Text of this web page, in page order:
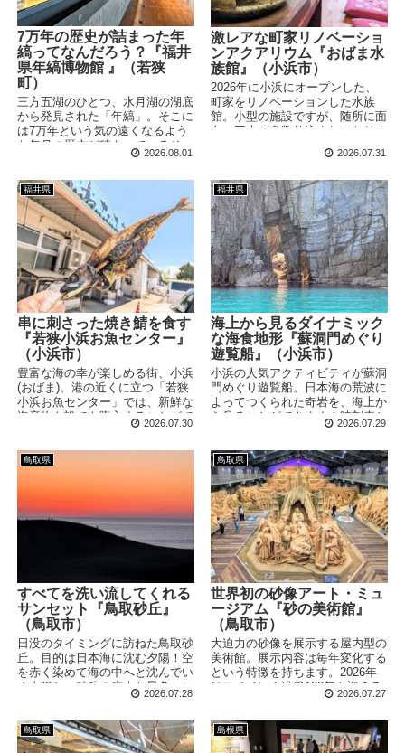
7万年の歴史が詰まった年
縞ってなんだろう？『福井
県年縞博物館 』（若狭
町）
三方五湖のひとつ、水月湖の湖底
から発見された「年縞」。そこに
は7万年という気の遠くなるよう
な年月の歴史が積もっているそ
う。いったいどのようなことなの
2026.08.01
激レアな町家リノベーショ
ンアクアリウム『おばま水
族館』（小浜市）
2026年に小浜にオープンした、
町家をリノベーションした水族
館。小型の施設ですが、随所に面
白い工夫が多数仕込まれておりま
のにぴったりなスポットです！
2026.07.31
福井県
串に刺さった焼き鯖を食す
『若狭小浜お魚センター』
（小浜市）
豊富な海の幸が楽しめる街、小浜
(おばま)。港の近くに立つ「若狭
小浜お魚センター」では、新鮮な
海産物を誰でも購入することがで
きます。今回は小浜の名物である
た！これってまるかじりするもの
2026.07.30
福井県
海上から見るダイナミック
な海食地形『蘇洞門めぐり
遊覧船』（小浜市）
小浜の人気アクティビティが蘇洞
門めぐり遊覧船。日本海の荒波に
よってつくられた奇岩を、海上か
ら見ることができます！時刻表と
運行状況は事前確認がおすすめで
2026.07.29
鳥取県
すべてを洗い流してくれる
サンセット『鳥取砂丘』
（鳥取市）
日没のタイミングに訪ねた鳥取砂
丘。目的は日本海に沈む夕陽！空
を赤く染めて海の中へと沈んでい
く太陽と、砂丘の広大な景色。こ
れを見れば、否が応でも「今日は
ます。
2026.07.28
鳥取県
世界初の砂像アート・ミュ
ージアム『砂の美術館』
（鳥取市）
大迫力の砂像を展示する屋内型の
美術館。展示内容は毎年変化する
という特徴を持ちます。2026年
はスペイン！没後100年を迎える
アントニオ・ガウディや、ゴヤ、
芸術家をテーマにした作品が盛り
だくさんです。
2026.07.27
鳥取県 島根県